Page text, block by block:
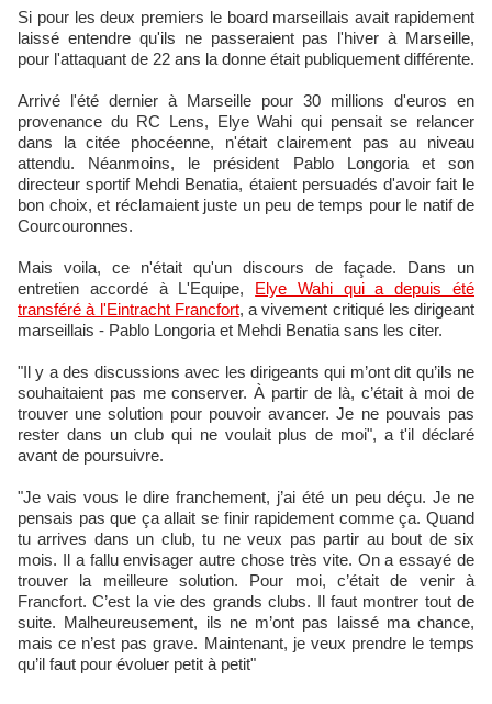
Si pour les deux premiers le board marseillais avait rapidement
laissé entendre qu'ils ne passeraient pas l'hiver à Marseille,
pour l'attaquant de 22 ans la donne était publiquement différente.
Arrivé l'été dernier à Marseille pour 30 millions d'euros en
provenance du RC Lens, Elye Wahi qui pensait se relancer
dans la citée phocéenne, n'était clairement pas au niveau
attendu. Néanmoins, le président Pablo Longoria et son
directeur sportif Mehdi Benatia, étaient persuadés d'avoir fait le
bon choix, et réclamaient juste un peu de temps pour le natif de
Courcouronnes.
Mais voila, ce n'était qu'un discours de façade. Dans un
entretien accordé à L'Equipe, Elye Wahi qui a depuis été
transféré à l'Eintracht Francfort, a vivement critiqué les dirigeant
marseillais - Pablo Longoria et Mehdi Benatia sans les citer.
"Il y a des discussions avec les dirigeants qui m’ont dit qu’ils ne
souhaitaient pas me conserver. À partir de là, c’était à moi de
trouver une solution pour pouvoir avancer. Je ne pouvais pas
rester dans un club qui ne voulait plus de moi", a t'il déclaré
avant de poursuivre.
"Je vais vous le dire franchement, j’ai été un peu déçu. Je ne
pensais pas que ça allait se finir rapidement comme ça. Quand
tu arrives dans un club, tu ne veux pas partir au bout de six
mois. Il a fallu envisager autre chose très vite. On a essayé de
trouver la meilleure solution. Pour moi, c’était de venir à
Francfort. C’est la vie des grands clubs. Il faut montrer tout de
suite. Malheureusement, ils ne m’ont pas laissé ma chance,
mais ce n’est pas grave. Maintenant, je veux prendre le temps
qu’il faut pour évoluer petit à petit"